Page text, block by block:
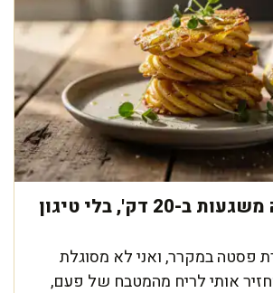
לביבות פסטה משגעות ב-20 דק', בלי טיגון
פסטה במקרר, ואני לא מסוגלת
אותי לריח מהמטבח של פעם,